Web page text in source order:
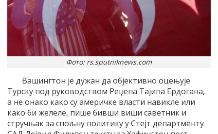
Фото: rs.sputniknews.com
Вашингтон је дужан да објективно оцењује
Турску под руководством Реџепа Тајипа Ердогана,
а не онако како су америчке власти навикле или
како би желеле, пише бивши виши саветник и
стручњак за спољну политику у Стејт департменту